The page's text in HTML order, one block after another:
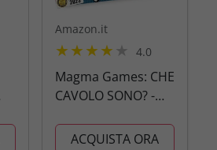
Amazon.it
4.0
Magma Games: CHE
CAVOLO SONO? -
Scatola per Adulti e
ACQUISTA ORA